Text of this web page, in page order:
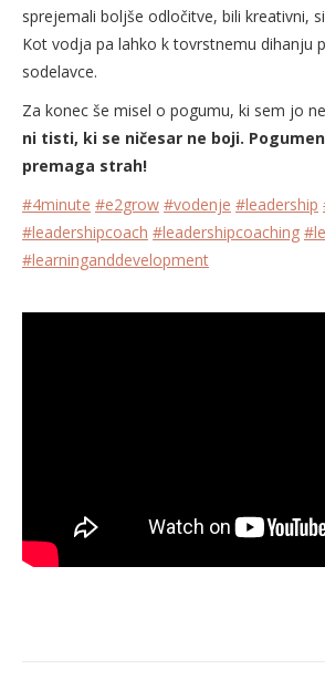
sprejemali boljše odločitve, bili kreativni,
Kot vodja pa lahko k tovrstnemu dihanju
sodelavce.
Za konec še misel o pogumu, ki sem jo
ni tisti, ki se ničesar ne boji.
premaga strah!
#4minute #e2grow #vodenje #leadership
#leadershipcoach #leadershipcoaching
#learninganddevelopment